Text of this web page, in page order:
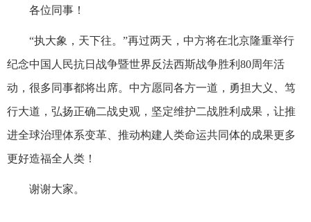
各位同事！
“执大象，天下往。”再过两天，中方将在北京隆重举行
纪念中国人民抗日战争暨世界反法西斯战争胜利80周年活
动，很多同事都将出席。中方愿同各方一道，勇担大义、笃
行大道，弘扬正确二战史观，坚定维护二战胜利成果，让推
进全球治理体系变革、推动构建人类命运共同体的成果更多
更好造福全人类！
谢谢大家。